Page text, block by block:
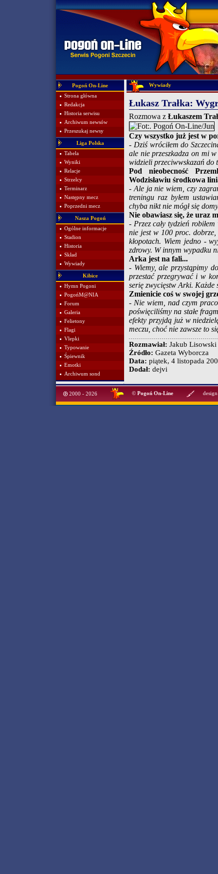
Pogoń On-Line
Strona główna
Redakcja
Historia serwisu
Archiwum newsów
Przeszukaj newsy
Liga Polska
Tabela
Wyniki
Relacje
Strzelcy
Terminarz
Następny mecz
Poprzedni mecz
Nasza Pogoń
Ogólne informacje
Stadion
Historia
Skład
Wywiady
Kibice
Hymn Pogoni
PogońM@NIA
Forum
Galeria
Felietony
Flagi
Vlepki
Typowanie
Śpiewnik
Emotki
Archiwum sond
Wywiady
Łukasz Trałka:
Rozmowa z Łukaszem
Czy wszystko już jest w
- Dziś wróciłem do
ale nie przeszkadza on mi
widzieli przeciwwskazań do
Pod nieobecność
Wodzisławiu środkowa
- Ale ja nie wiem, czy
treningu raz byłem
chyba nikt nie mógł się
Nie obawiasz się, że uraz
- Przez cały tydzień
nie jest w 100 proc.
kłopotach. Wiem jedno -
zdrowy. W innym wypadku
Arka jest na fali...
- Wiemy, ale przystąpimy
przestać przegrywać i w
serię zwycięstw Arki. Każde
Zmienicie coś w swojej
- Nie wiem, nad czym
poświęciliśmy na stałe
efekty przyjdą już w
meczu, choć nie zawsze to
Rozmawiał: Jakub Lisowski
Źródło: Gazeta Wyborcza
Data: piątek, 4 listopada
Dodał: dejvi
2000 - 2026 © Pogoń On-Line